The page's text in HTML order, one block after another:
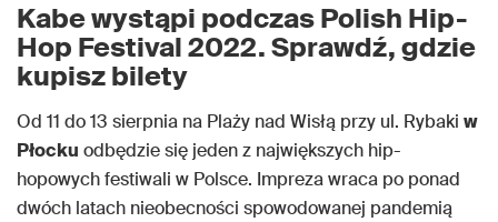
Kabe wystąpi podczas Polish Hip-
Hop Festival 2022. Sprawdź, gdzie
kupisz bilety
Od 11 do 13 sierpnia na Plaży nad Wisłą przy ul. Rybaki w
Płocku odbędzie się jeden z największych hip-
hopowych festiwali w Polsce. Impreza wraca po ponad
dwóch latach nieobecności spowodowanej pandemią